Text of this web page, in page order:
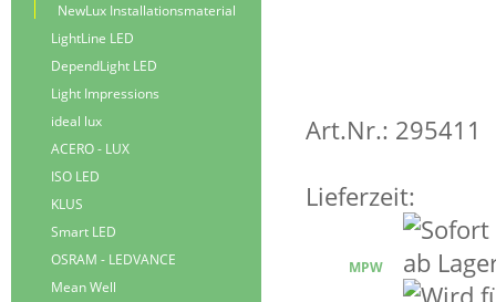
Art.Nr.: 295411
Lieferzeit:
MPW
NewLux Installationsmaterial
LightLine LED
DependLight LED
Light Impressions
ideal lux
ACERO - LUX
ISO LED
KLUS
Smart LED
OSRAM - LEDVANCE
Mean Well